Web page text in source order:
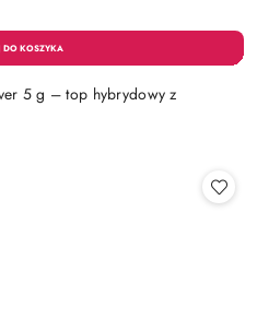
5 g – top hybrydowy z